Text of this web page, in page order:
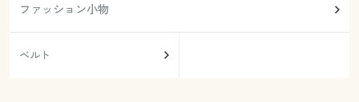
ファッション小物
ベルト